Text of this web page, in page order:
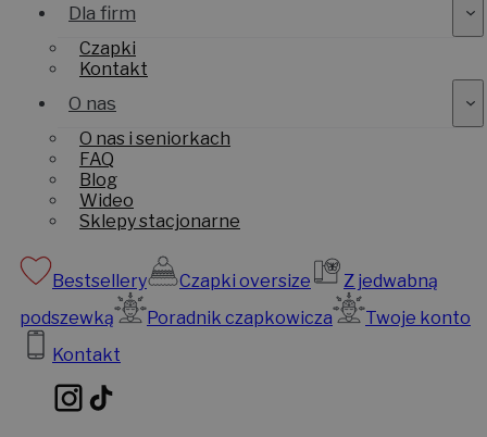
Dla firm
Czapki
Kontakt
O nas
O nas i seniorkach
FAQ
Blog
Wideo
Sklepy stacjonarne
Bestsellery Czapki oversize
Z jedwabną
podszewką
Poradnik czapkowicza
Twoje konto
Kontakt